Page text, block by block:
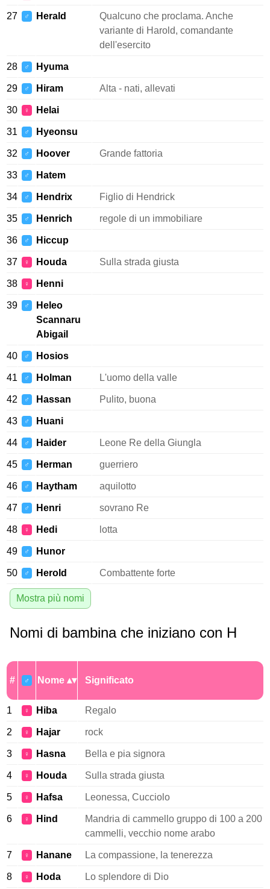
27 ♂ Herald
Qualcuno che proclama. Anche
variante di Harold, comandante
dell'esercito
28 ♂ Hyuma
29 ♂ Hiram Alta - nati, allevati
30 ♀ Helai
31 ♂ Hyeonsu
32 ♂ Hoover Grande fattoria
33 ♂ Hatem
34 ♂ Hendrix Figlio di Hendrick
35 ♂ Henrich regole di un immobiliare
36 ♂ Hiccup
37 ♀ Houda Sulla strada giusta
38 ♀ Henni
39 ♂
Heleo
Scannaru
Abigail
40 ♂ Hosios
41 ♂ Holman L'uomo della valle
42 ♂ Hassan Pulito, buona
43 ♂ Huani
44 ♂ Haider Leone Re della Giungla
45 ♂ Herman guerriero
46 ♂ Haytham aquilotto
47 ♂ Henri sovrano Re
48 ♀ Hedi lotta
49 ♂ Hunor
50 ♂ Herold Combattente forte
Mostra più nomi
Nomi di bambina che iniziano con H
# ♂ Nome Significato
1 ♀ Hiba Regalo
2 ♀ Hajar rock
3 ♀ Hasna Bella e pia signora
4 ♀ Houda Sulla strada giusta
5 ♀ Hafsa Leonessa, Cucciolo
6 ♀ Hind
Mandria di cammello gruppo di 100 a 200
cammelli, vecchio nome arabo
7 ♀ Hanane La compassione, la tenerezza
8 ♀ Hoda Lo splendore di Dio